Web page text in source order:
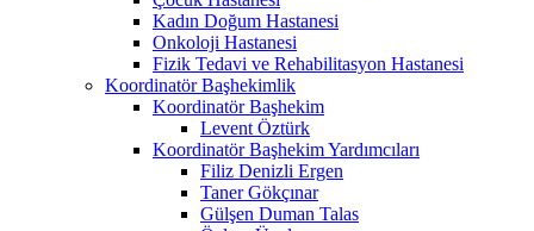
Kadın Doğum Hastanesi
Onkoloji Hastanesi
Fizik Tedavi ve Rehabilitasyon Hastanesi
Koordinatör Başhekimlik
Koordinatör Başhekim
Levent Öztürk
Koordinatör Başhekim Yardımcıları
Filiz Denizli Ergen
Taner Gökçınar
Gülşen Duman Talas